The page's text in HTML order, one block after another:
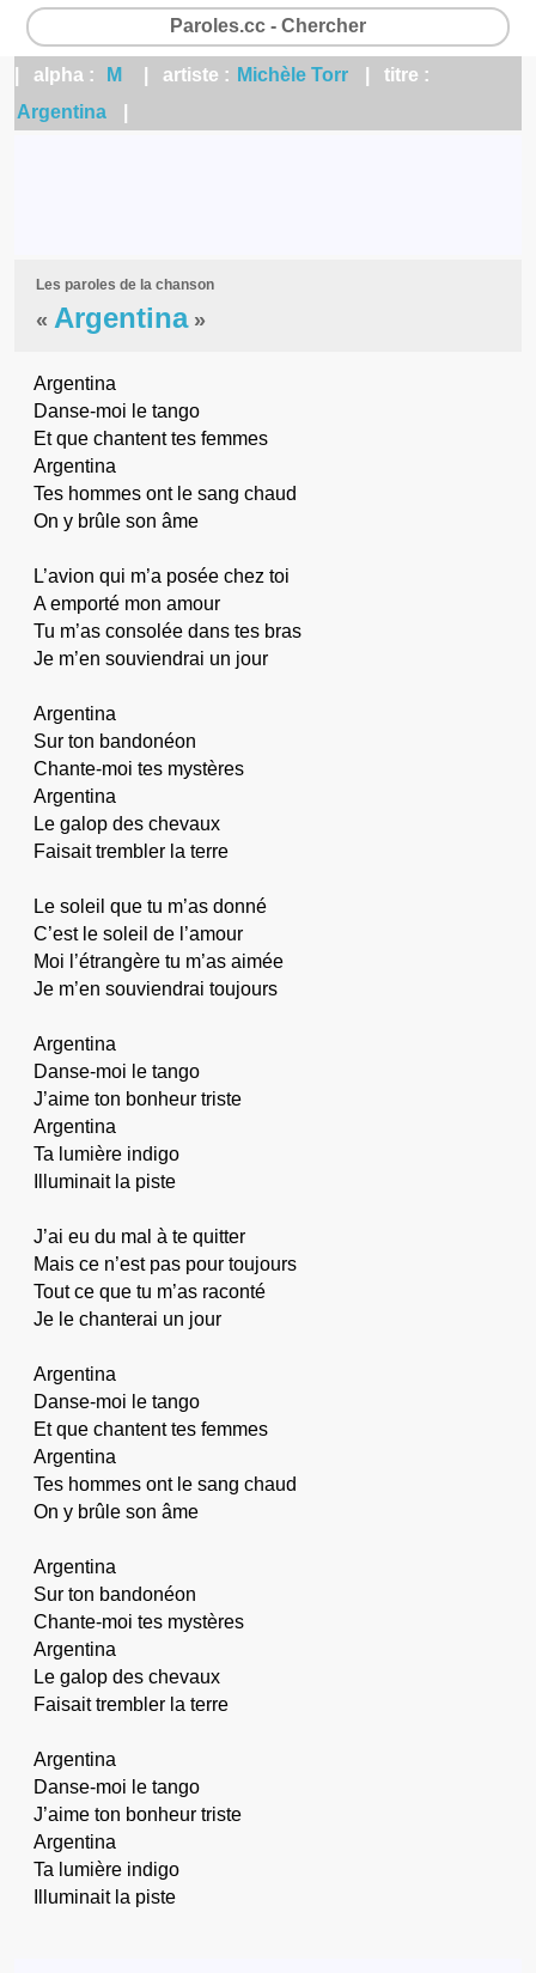
Paroles.cc - Chercher
| alpha : M | artiste : Michèle Torr
| titre :
Argentina
Les paroles de la chanson
« Argentina»
Argentina
Danse-moi le tango
Et que chantent tes femmes
Argentina
Tes hommes ont le sang chaud
On y brûle son âme
L’avion qui m’a posée chez toi
A emporté mon amour
Tu m’as consolée dans tes bras
Je m’en souviendrai un jour
Argentina
Sur ton bandonéon
Chante-moi tes mystères
Argentina
Le galop des chevaux
Faisait trembler la terre
Le soleil que tu m’as donné
C’est le soleil de l’amour
Moi l’étrangère tu m’as aimée
Je m’en souviendrai toujours
Argentina
Danse-moi le tango
J’aime ton bonheur triste
Argentina
Ta lumière indigo
Illuminait la piste
J’ai eu du mal à te quitter
Mais ce n’est pas pour toujours
Tout ce que tu m’as raconté
Je le chanterai un jour
Argentina
Danse-moi le tango
Et que chantent tes femmes
Argentina
Tes hommes ont le sang chaud
On y brûle son âme
Argentina
Sur ton bandonéon
Chante-moi tes mystères
Argentina
Le galop des chevaux
Faisait trembler la terre
Argentina
Danse-moi le tango
J’aime ton bonheur triste
Argentina
Ta lumière indigo
Illuminait la piste